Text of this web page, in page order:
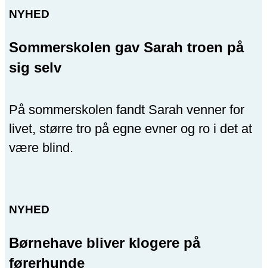
NYHED
Sommerskolen gav Sarah troen på
sig selv
På sommerskolen fandt Sarah venner for
livet, større tro på egne evner og ro i det at
være blind.
NYHED
Børnehave bliver klogere på
førerhunde